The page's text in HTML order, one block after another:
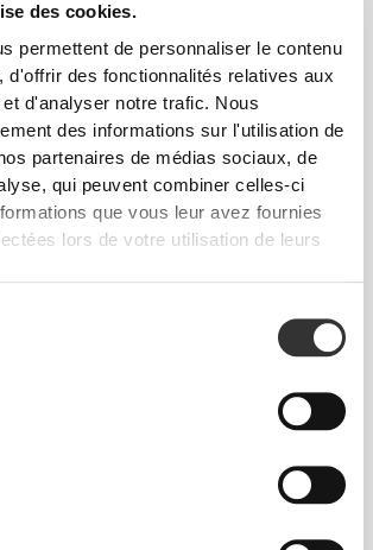
des cookies.
permettent de personnaliser le contenu
d'offrir des fonctionnalités relatives aux
d'analyser notre trafic. Nous
des informations sur l'utilisation de
partenaires de médias sociaux, de
qui peuvent combiner celles-ci
que vous leur avez fournies
lors de votre utilisation de leurs
étiquettes cousues
sont synonymes de confort. Nous
une approche qui laisse une réelle
nos vêtements : le sans coutures !
cousues vient renforcer la